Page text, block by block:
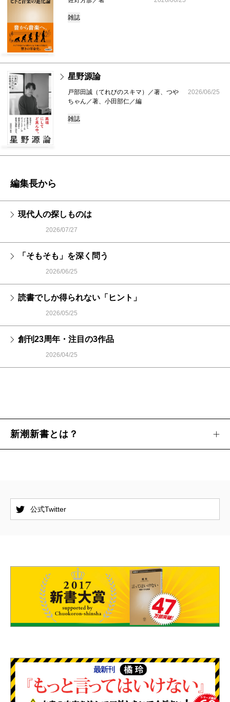
雑誌
星野源論
戸部田誠（てれびのスキマ）／著、つや
ちゃん／著、小田部仁／編
2026/06/25
雑誌
編集長から
現代人の探しものは
2026/07/27
「そもそも」を深く問う
2026/06/25
読書でしか得られない「ヒント」
2026/05/25
創刊23周年・注目の3作品
2026/04/25
新潮新書とは？
公式Twitter